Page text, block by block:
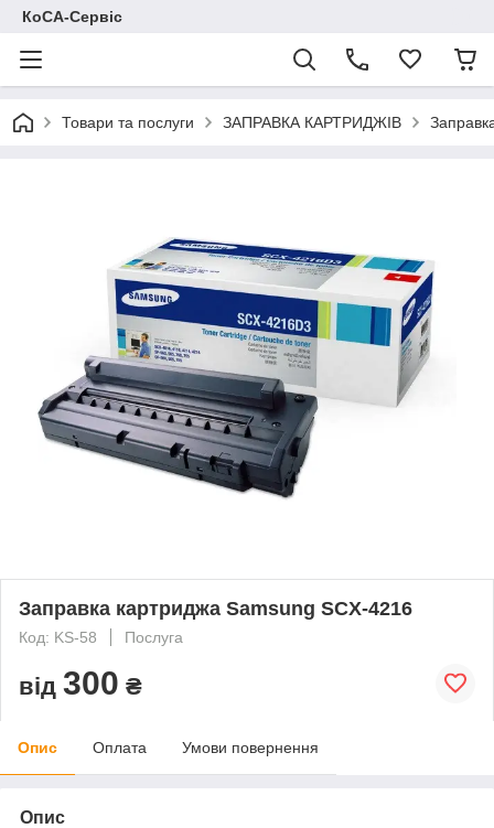
КоСА-Сервіс
Товари та послуги ЗАПРАВКА КАРТРИДЖІВ
Заправка картриджа Samsung SCX-4216
Код: KS-58 Послуга
від 300 ₴
Опис Оплата Умови повернення
Опис